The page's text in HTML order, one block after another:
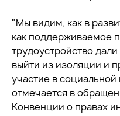
"Мы видим, как в
как поддерживаемое
трудоустройство
выйти из изоляции и
участие в
отмечается в
Конвенции о правах